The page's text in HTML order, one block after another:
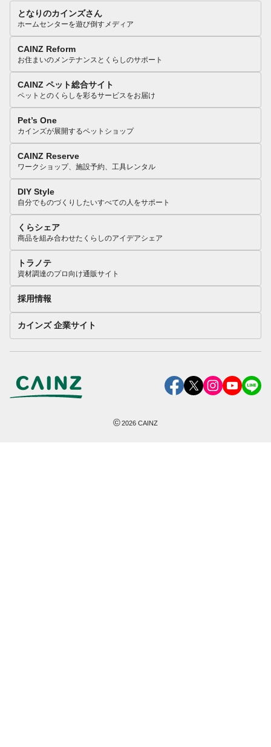
となりのカインズさん
ホームセンターを遊び倒すメディア
CAINZ Reform
お住まいのメンテナンスとくらしのサポート
CAINZ ペット総合サイト
ペットとのくらしを彩るサービスをお届け
Pet’s One
カインズが展開するペットショップ
CAINZ Reserve
ワークショップ、施設予約、工具レンタル
DIY Style
自分でものづくりしたいすべての人をサポート
くらシェア
商品を組み合わせたくらしのアイデアシェア
トラノテ
資材調達のプロ向け通販サイト
採用情報
カインズ 企業サイト
©2026 CAINZ